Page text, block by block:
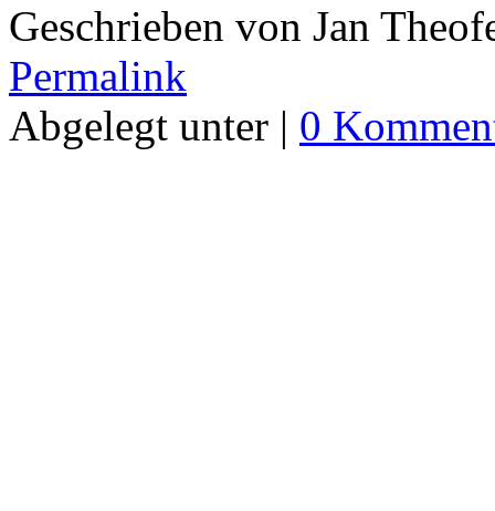
Geschrieben von Jan
Permalink
Abgelegt unter | 0